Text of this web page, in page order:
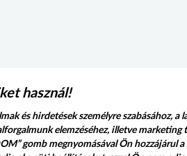
használ!
és hirdetések személyre szabásához, a
elemzéséhez, illetve marketing
gomb megnyomásával Ön hozzájárul